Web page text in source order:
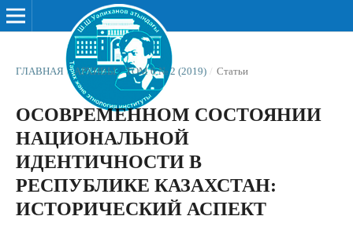
ГЛАВНАЯ / АРХИВЫ / ТОМ 6 № 2 (2019) / Статьи
ОСОВРЕМЕННОМ СОСТОЯНИИ
НАЦИОНАЛЬНОЙ
ИДЕНТИЧНОСТИ В
РЕСПУБЛИКЕ КАЗАХСТАН:
ИСТОРИЧЕСКИЙ АСПЕКТ